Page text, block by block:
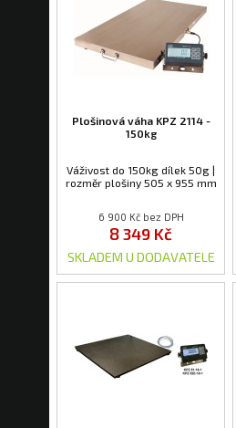
Plošinová váha KPZ 2114 -
150kg
Váživost do 150kg dílek 50g |
rozměr plošiny 505 x 955 mm
6 900 Kč bez DPH
8 349 Kč
SKLADEM U DODAVATELE